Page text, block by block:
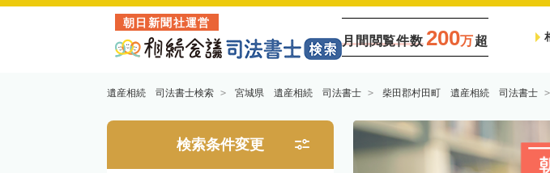
朝日新聞社運営
月間閲覧件数 200万超
遺産相続 司法書士検索 宮城県 遺産相続 司法書士 柴田郡村田町 遺産相続 司法書士
検索条件変更